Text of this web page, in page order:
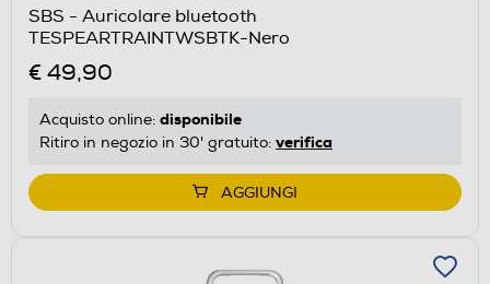
SBS - Auricolare bluetooth
TESPEARTRAINTWSBTK-Nero
€ 49,90
Acquisto online: disponibile
Ritiro in negozio in 30' gratuito: verifica
AGGIUNGI